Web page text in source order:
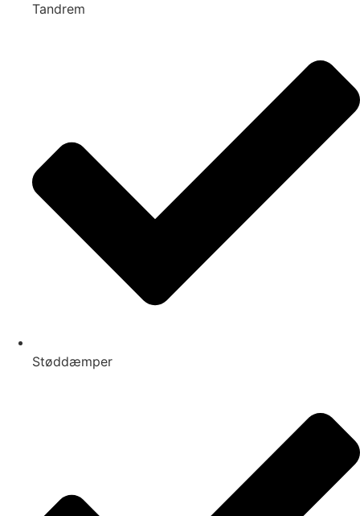
Tandrem
Støddæmper